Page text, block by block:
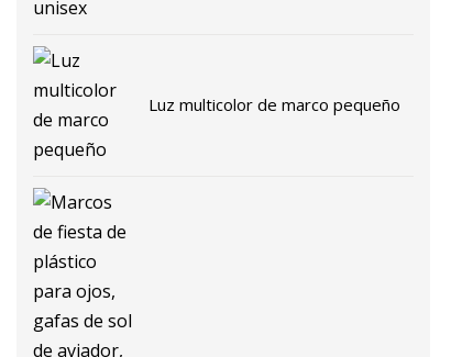
Luz multicolor de marco pequeño